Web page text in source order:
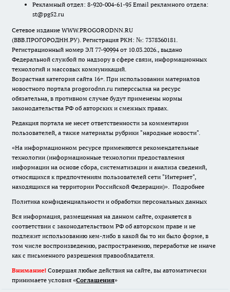
Рекламный отдел: 8-920-004-61-95 Email рекламного отдела:
st@pg52.ru
Сетевое издание WWW.PROGORODNN.RU
(ВВВ.ПРОГОРОДНН.РУ). Регистрация РКН: №: 7378360181.
Регистрационный номер ЭЛ 77-90994 от 10.03.2026., выдано
Федеральной службой по надзору в сфере связи, информационных
технологий и массовых коммуникаций.
Возрастная категория сайта 16+. При использовании материалов
новостного портала progorodnn.ru гиперссылка на ресурс
обязательна, в противном случае будут применены нормы
законодательства РФ об авторских и смежных правах.
Редакция портала не несет ответственности за комментарии
пользователей, а также материалы рубрики "народные новости".
«На информационном ресурсе применяются рекомендательные
технологии (информационные технологии предоставления
информации на основе сбора, систематизации и анализа сведений,
относящихся к предпочтениям пользователей сети "Интернет",
находящихся на территории Российской Федерации)». Подробнее
Политика конфиденциальности и обработки персональных данных
Вся информация, размещенная на данном сайте, охраняется в
соответствии с законодательством РФ об авторском праве и не
подлежит использованию кем-либо в какой бы то ни было форме, в
том числе воспроизведению, распространению, переработке не иначе
как с письменного разрешения правообладателя.
Внимание! Совершая любые действия на сайте, вы автоматически
принимаете условия «Cоглашения»